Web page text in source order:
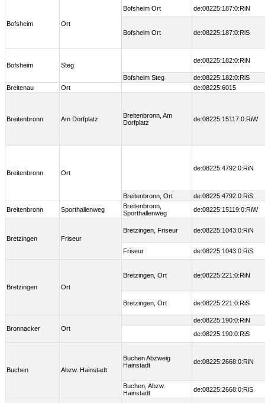
Bofsheim Ort
Bofsheim Ort de:08225:187:0:RiN
Bofsheim Ort de:08225:187:0:RiS
Bofsheim Steg
de:08225:182:0:RiN
Bofsheim Steg
de:08225:182:0:RiS
Breitenau
Ort de:08225:6015
Breitenbronn Am Dorfplatz
Breitenbronn, Am
Dorfplatz
de:08225:15117:0:RiW
Breitenbronn Ort
de:08225:4792:0:RiN
Breitenbronn, Ort
de:08225:4792:0:RiS
Breitenbronn
Sporthallenweg
Breitenbronn,
Sporthallenweg
de:08225:15119:0:RiW
Bretzingen Friseur
Bretzingen, Friseur de:08225:1043:0:RiN
Friseur de:08225:1043:0:RiS
Bretzingen Ort
Bretzingen, Ort de:08225:221:0:RiN
Bretzingen, Ort de:08225:221:0:RiS
Bronnacker Ort
de:08225:190:0:RiN
de:08225:190:0:RiS
Buchen Abzw. Hainstadt
Buchen Abzweig
Hainstadt
de:08225:2668:0:RiN
Buchen, Abzw.
Hainstadt
de:08225:2668:0:RiS